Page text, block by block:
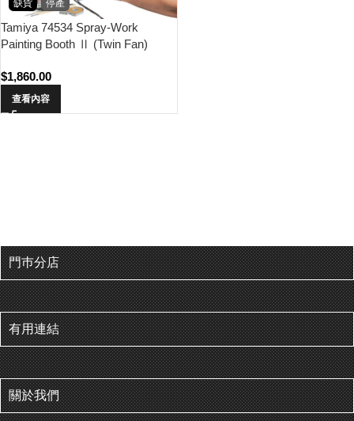
缺貨 停產
Tamiya 74534 Spray-Work
Painting Booth Ⅱ (Twin Fan)
$1,860.00
查看內容
門巿分店
有用連結
關於我們